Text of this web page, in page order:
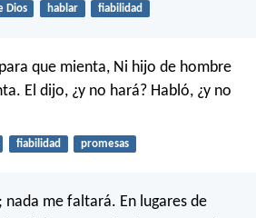
Dios hablar fiabilidad
que mienta, Ni hijo de hombre
El dijo, ¿y no hará? Habló, ¿y no
fiabilidad promesas
nada me faltará. En lugares de